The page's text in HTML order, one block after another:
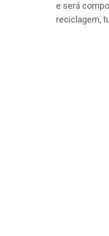
e será
reciclagem,